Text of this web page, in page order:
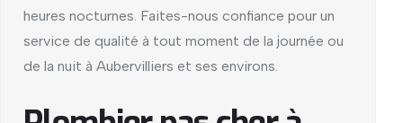
heures nocturnes. Faites-nous confiance pour un
service de qualité à tout moment de la journée ou
de la nuit à Aubervilliers et ses environs.